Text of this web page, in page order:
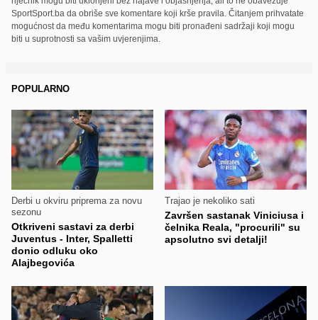
SportSport.ba da obriše sve komentare koji krše pravila. Čitanjem prihvatate
mogućnost da među komentarima mogu biti pronađeni sadržaji koji mogu
biti u suprotnosti sa vašim uvjerenjima.
POPULARNO
Derbi u okviru priprema za novu
sezonu
Otkriveni sastavi za derbi
Juventus - Inter, Spalletti
donio odluku oko
Alajbegovića
Trajao je nekoliko sati
Završen sastanak Viniciusa i
čelnika Reala, "procurili" su
apsolutno svi detalji!